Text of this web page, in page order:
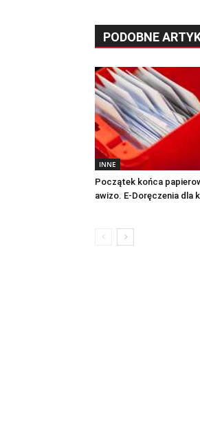
PODOBNE
INNE
Początek końca
awizo. E-Doręczenia dla